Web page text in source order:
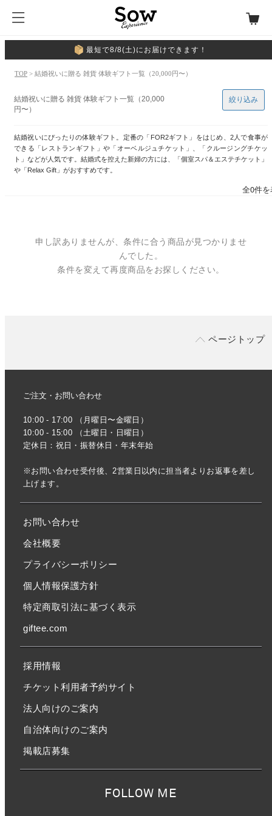
最短で8/8(土)にお届けできます！
TOP > 結婚祝いに贈る 雑貨 体験ギフト一覧（20,000円〜）
結婚祝いに贈る 雑貨 体験ギフト一覧（20,000
円〜）
結婚祝いにぴったりの体験ギフト。定番の「FOR2ギフト」をはじめ、2人で食事が
できる「レストランギフト」や「オーベルジュチケット」、「クルージングチケッ
ト」などが人気です。結婚式を控えた新婦の方には、「個室スパ＆エステチケット」
や「Relax Gift」がおすすめです。
絞り込み
全0件
申し訳ありませんが、条件に合う商品が見つかりませ
んでした。
条件を変えて再度商品をお探しください。
ページトップ
ご注文・お問い合わせ
10:00 - 17:00 （月曜日〜金曜日）
10:00 - 15:00 （土曜日・日曜日）
定休日：祝日・振替休日・年末年始
※お問い合わせ受付後、2営業日以内に担当者よりお返事を差し
上げます。
お問い合わせ
会社概要
プライバシーポリシー
個人情報保護方針
特定商取引法に基づく表示
giftee.com
採用情報
チケット利用者予約サイト
法人向けのご案内
自治体向けのご案内
掲載店募集
FOLLOW ME